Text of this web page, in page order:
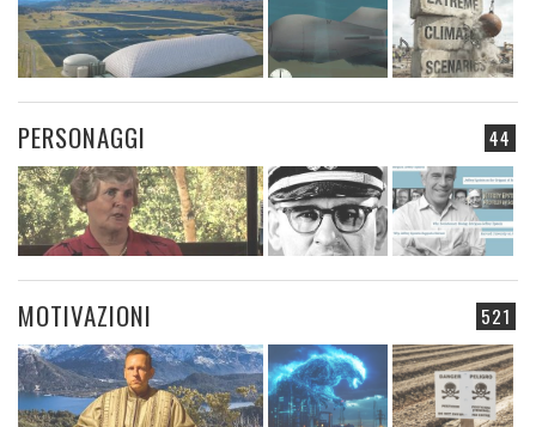
44
PERSONAGGI
521
MOTIVAZIONI